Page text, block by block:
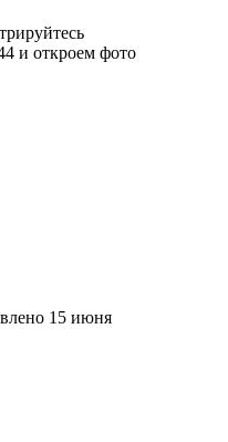
и откроем фото
15 июня